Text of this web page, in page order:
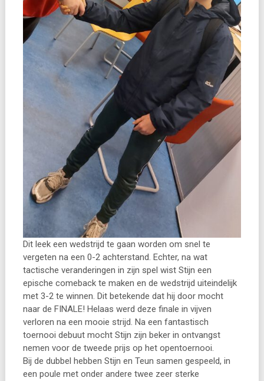
Dit leek een wedstrijd te gaan worden om snel te
vergeten na een 0-2 achterstand. Echter, na wat
tactische veranderingen in zijn spel wist Stijn een
epische comeback te maken en de wedstrijd uiteindelijk
met 3-2 te winnen. Dit betekende dat hij door mocht
naar de FINALE! Helaas werd deze finale in vijven
verloren na een mooie strijd. Na een fantastisch
toernooi debuut mocht Stijn zijn beker in ontvangst
nemen voor de tweede prijs op het opentoernooi.
Bij de dubbel hebben Stijn en Teun samen gespeeld, in
een poule met onder andere twee zeer sterke